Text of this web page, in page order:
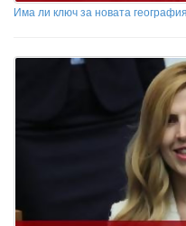
Има ли ключ за новата